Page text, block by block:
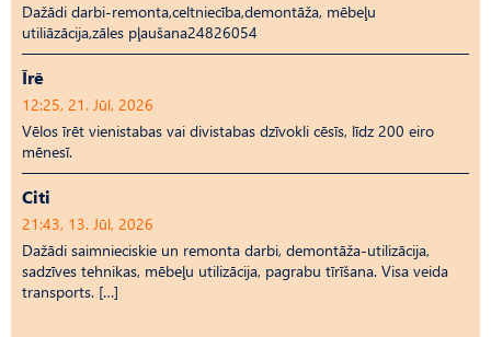
Dažādi darbi-remonta,celtniecība,demontāža, mēbeļu
utiliāzācija,zāles pļaušana24826054
Īrē
12:25, 21. Jūl, 2026
Vēlos īrēt vienistabas vai divistabas dzīvokli cēsīs, līdz 200 eiro
mēnesī.
Citi
21:43, 13. Jūl, 2026
Dažādi saimnieciskie un remonta darbi, demontāža-utilizācija,
sadzīves tehnikas, mēbeļu utilizācija, pagrabu tīrīšana. Visa veida
transports. […]